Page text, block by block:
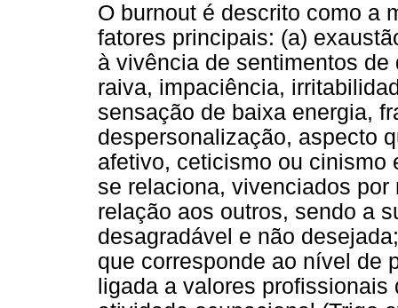
O burnout é descrito como a
fatores principais: (a)
à vivência de sentimentos
raiva, impaciência,
sensação de baixa energia,
despersonalização, aspecto
afetivo, ceticismo ou cinismo
se relaciona, vivenciados
relação aos outros, sendo a
desagradável e não
que corresponde ao nível de
ligada a valores